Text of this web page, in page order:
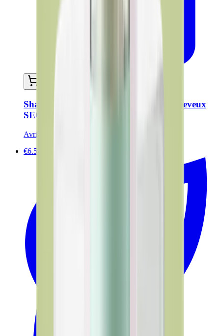
Shampoing solide saponifié à froid - Cheveux
SECS ET ABÏMÉS 60g - Certifié Bio
Avril
€6.50